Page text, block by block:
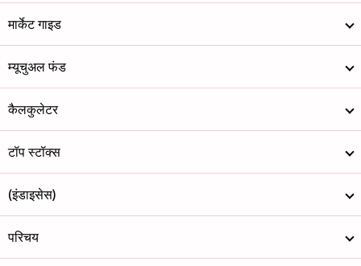
मार्केट गाइड
म्यूचुअल फंड
कैलकुलेटर
टॉप स्टॉक्स
(इंडाइसेस)
परिचय